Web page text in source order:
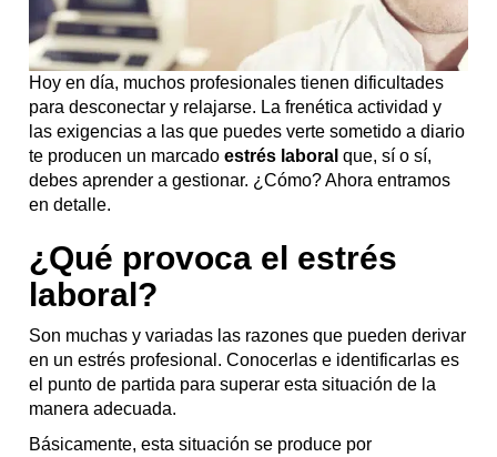
Hoy en día, muchos profesionales tienen dificultades
para desconectar y relajarse. La frenética actividad y
las exigencias a las que puedes verte sometido a diario
te producen un marcadoestrés laboral que, sí o sí,
debes aprender a gestionar. ¿Cómo? Ahora entramos
en detalle.
¿Qué provoca el estrés
laboral?
Son muchas y variadas las razones que pueden derivar
en un estrés profesional. Conocerlas e identificarlas es
el punto de partida para superar esta situación de la
manera adecuada.
Básicamente, esta situación se produce por